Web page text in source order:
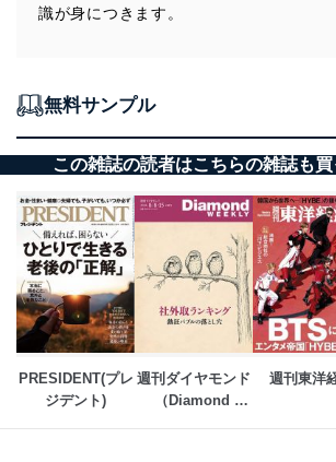
識が身につきます。
無料サンプル
この雑誌の読者はこちらの雑誌も買
PRESIDENT(プレ
ジデント)
週刊ダイヤモンド
（Diamond
週刊東洋